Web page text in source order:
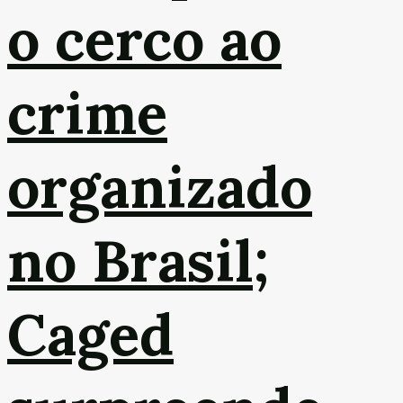
o cerco ao
crime
organizado
no Brasil;
Caged